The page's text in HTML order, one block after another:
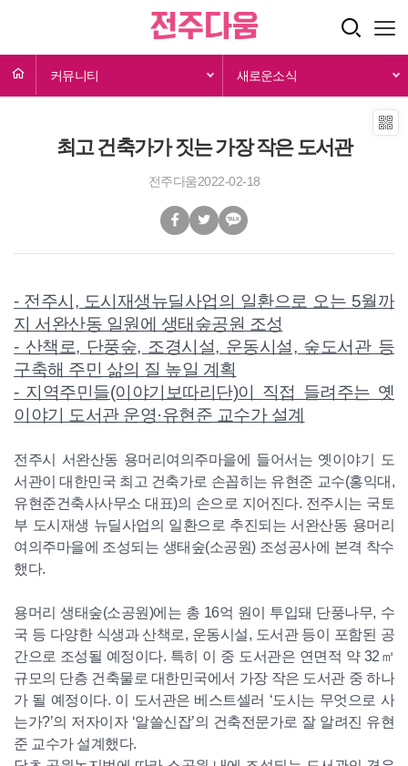
커뮤니티 새로운소식
최고 건축가가 짓는 가장 작은 도서관
전주다움2022-02-18
- 전주시, 도시재생뉴딜사업의 일환으로 오는 5월까
지 서완산동 일원에 생태숲공원 조성
- 산책로, 단풍숲, 조경시설, 운동시설, 숲도서관 등
구축해 주민 삶의 질 높일 계획
- 지역주민들(이야기보따리단)이 직접 들려주는 옛
이야기 도서관 운영·유현준 교수가 설계
전주시 서완산동 용머리여의주마을에 들어서는 옛이야기 도
서관이 대한민국 최고 건축가로 손꼽히는 유현준 교수(홍익대,
유현준건축사사무소 대표)의 손으로 지어진다. 전주시는 국토
부 도시재생 뉴딜사업의 일환으로 추진되는 서완산동 용머리
여의주마을에 조성되는 생태숲(소공원) 조성공사에 본격 착수
했다.
용머리 생태숲(소공원)에는 총 16억 원이 투입돼 단풍나무, 수
국 등 다양한 식생과 산책로, 운동시설, 도서관 등이 포함된 공
간으로 조성될 예정이다. 특히 이 중 도서관은 연면적 약 32㎡
규모의 단층 건축물로 대한민국에서 가장 작은 도서관 중 하나
가 될 예정이다. 이 도서관은 베스트셀러 ‘도시는 무엇으로 사
는가?’의 저자이자 ‘알쓸신잡’의 건축전문가로 잘 알려진 유현
준 교수가 설계했다.